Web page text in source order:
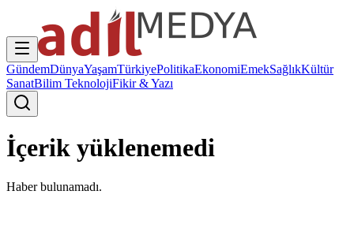
GündemDünyaYaşamTürkiyePolitikaEkonomiEmekSağlıkKültür
SanatBilim TeknolojiFikir & Yazı
İçerik yüklenemedi
Haber bulunamadı.